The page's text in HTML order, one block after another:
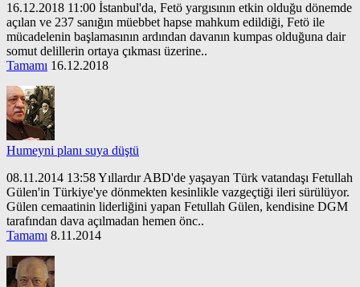
16.12.2018 11:00 İstanbul'da, Fetö yargısının etkin olduğu dönemde
açılan ve 237 sanığın müebbet hapse mahkum edildiği, Fetö ile
mücadelenin başlamasının ardından davanın kumpas olduğuna dair
somut delillerin ortaya çıkması üzerine..
Tamamı 16.12.2018
Humeyni planı suya düştü
08.11.2014 13:58 Yıllardır ABD'de yaşayan Türk vatandaşı Fetullah
Gülen'in Türkiye'ye dönmekten kesinlikle vazgeçtiği ileri sürülüyor.
Gülen cemaatinin liderliğini yapan Fetullah Gülen, kendisine DGM
tarafından dava açılmadan hemen önc..
Tamamı 8.11.2014